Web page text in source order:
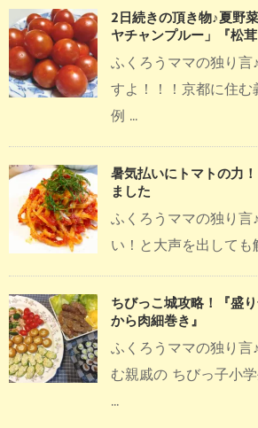
2日続きの頂き物♪夏野
ヤチャンプルー」『松茸
ふくろうママの独り
すよ！！！京都に住む
例 ...
暑気払いにトマトの力
ました
ふくろうママの独り言
い！と大声を出しても
ちびっこ城攻略！『盛
から肉細巻き』
ふくろうママの独り言
む親戚の ちびっ子小
...